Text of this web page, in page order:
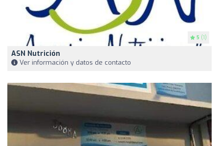
5 (1)
ASN Nutrición
Ver información y datos de contacto